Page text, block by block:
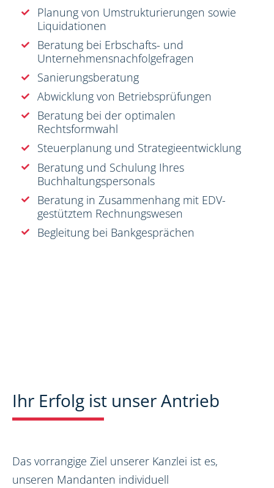
Planung von Umstrukturierungen sowie
Liquidationen
Beratung bei Erbschafts- und
Unternehmensnachfolgefragen
Sanierungsberatung
Abwicklung von Betriebsprüfungen
Beratung bei der optimalen
Rechtsformwahl
Steuerplanung und Strategieentwicklung
Beratung und Schulung Ihres
Buchhaltungspersonals
Beratung in Zusammenhang mit EDV-
gestütztem Rechnungswesen
Begleitung bei Bankgesprächen
Ihr Erfolg ist unser Antrieb
Das vorrangige Ziel unserer Kanzlei ist es,
unseren Mandanten individuell